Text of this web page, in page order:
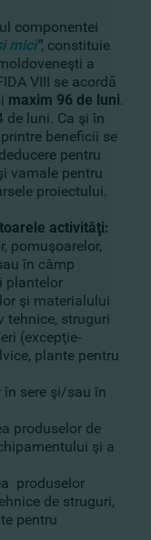
componentei
mici", constituie
a
VIII se acordă
maxim 96 de luni.
de luni. Ca şi în
beneficii se
pentru
vamale pentru
proiectului.
activităţi:
pomuşoarelor,
în câmp
plantelor
şi materialului
tehnice, struguri
(excepţie-
plante pentru
în sere şi/sau în
produselor de
şi a
produselor
de struguri,
pentru